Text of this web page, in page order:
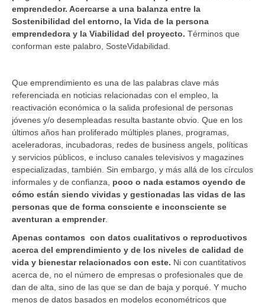
emprendedor. Acercarse a una balanza entre la
Sostenibilidad del entorno, la Vida de la persona
emprendedora y la Viabilidad del proyecto. Términos que
conforman este palabro, SosteVidabilidad.
Que emprendimiento es una de las palabras clave más
referenciada en noticias relacionadas con el empleo, la
reactivación económica o la salida profesional de personas
jóvenes y/o desempleadas resulta bastante obvio. Que en los
últimos años han proliferado múltiples planes, programas,
aceleradoras, incubadoras, redes de business angels, políticas
y servicios públicos, e incluso canales televisivos y magazines
especializadas, también. Sin embargo, y más allá de los círculos
informales y de confianza,
poco o nada estamos oyendo de
cómo están siendo vividas y gestionadas las vidas de las
personas que de forma consciente e inconsciente se
aventuran a emprender.
Apenas contamos con datos cualitativos o reproductivos
acerca del emprendimiento y de los niveles de calidad de
vida y bienestar relacionados con este. Ni con cuantitativos
acerca de, no el número de empresas o profesionales que de
dan de alta, sino de las que se dan de baja y porqué. Y mucho
menos de datos basados en modelos econométricos que